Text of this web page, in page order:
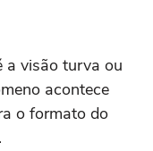
a visão turva ou
acontece
o formato do